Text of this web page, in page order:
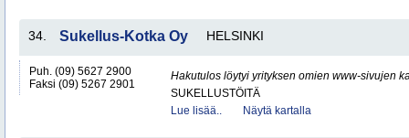
34. Sukellus-Kotka Oy HELSINKI
Puh. (09) 5627 2900
Faksi (09) 5267 2901
Hakutulos löytyi yrityksen omien www-sivujen
SUKELLUSTÖITÄ
Lue lisää..
Näytä kartalla